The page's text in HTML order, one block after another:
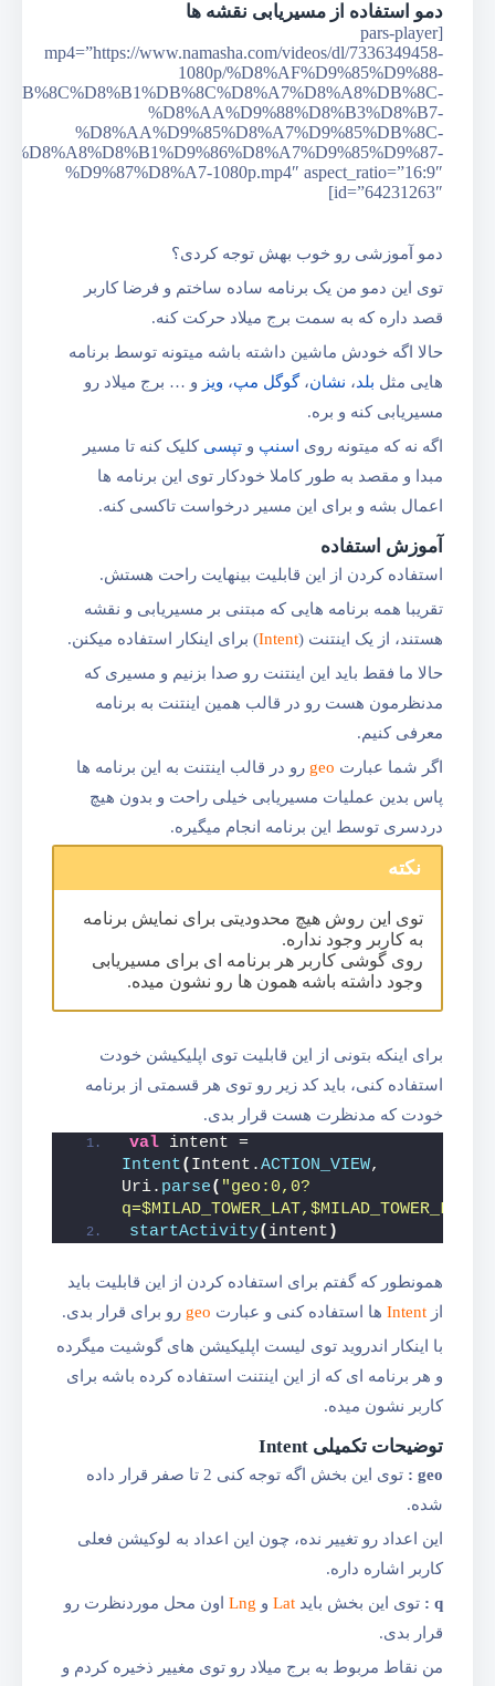
دمو استفاده از مسیریابی نقشه ها
[pars-player
mp4=”https://www.namasha.com/videos/dl/7336349458-
1080p/%D8%AF%D9%85%D9%88-
%D8%AA%D9%88%D8%B3%D8%B7-
%D8%AA%D9%85%D8%A7%D9%85%DB%8C-
%D8%A8%D8%B1%D9%86%D8%A7%D9%85%D9%87-
%D9%87%D8%A7-1080p.mp4″ aspect_ratio=”16:9″
id=”64231263″]
دمو آموزشی رو خوب بهش توجه کردی؟
توی این دمو من یک برنامه ساده ساختم و فرضا کاربر
قصد داره که به سمت برج میلاد حرکت کنه.
حالا اگه خودش ماشین داشته باشه میتونه توسط برنامه
هایی مثل بلد، نشان،گوگل مپ، و‌یز و … برج میلاد رو
مسیر‌یابی کنه و بره.
اگه نه که میتونه روی
اسنپ و تپسی کلیک کنه تا مسیر
مبدا و مقصد به طور کاملا خودکار توی این برنامه ها
اعمال بشه و برای این مسیر درخواست تاکسی کنه.
آموزش استفاده
استفاده کردن از این قابلیت بینهایت راحت هستش.
تقریبا همه برنامه هایی که مبتنی بر مسیریابی و نقشه
هستند، از یک اینتنت (Intent) برای اینکار استفاده میکنن.
حالا ما فقط باید این اینتنت رو صدا بزنیم و مسیری که
مدنظرمون هست رو در قالب همین اینتنت به برنامه
معرفی کنیم.
اگر شما عبارت geo رو در قالب اینتنت به این برنامه ها
پاس بدین عملیات مسیر‌یابی خیلی راحت و بدون هیچ
دردسری توسط این برنامه انجام میگیره.
نکته
توی این روش هیچ محدودیتی برای نمایش برنامه
به کاربر وجود نداره.
روی گوشی کاربر هر برنامه ای برای مسیر‌یابی
وجود داشته باشه همون ها رو نشون میده.
برای اینکه بتونی از این قابلیت توی اپلیکیشن خودت
استفاده کنی، باید کد زیر رو توی هر قسمتی از برنامه
خودت که مدنظرت هست قرار بدی.
val
Intent( Intent.ACTION_VIEW,
Uri. parse( "geo:0,0?
q=$MILAD_TOWER_LAT, $MILAD_TOWER_LNG
startActivity( intent )
همونطور که گفتم برای استفاده کردن از این قابلیت باید
از Intent ها استفاده کنی و عبارت geo رو برای قرار بدی.
با اینکار اندروید توی لیست اپلیکیشن های گوشیت میگرده
و هر برنامه ای که از این اینتنت استفاده کرده باشه برای
کاربر نشون میده.
توضیحات تکمیلی Intent
geo :
توی این بخش اگه توجه کنی 2 تا صفر قرار داده
شده.
این اعداد رو تغییر نده، چون این اعداد به لوکیشن فعلی
کاربر اشاره داره.
q :
توی این بخش باید Lat و Lng اون محل موردنظرت رو
قرار بدی.
من نقاط مربوط به برج میلاد رو توی مغییر ذخیره کردم و